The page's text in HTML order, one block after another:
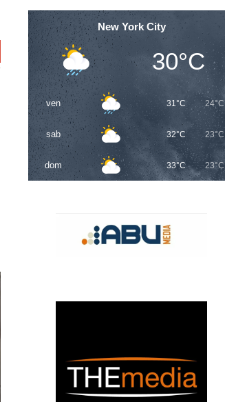
New York City
30°C
ven 31°C 24°C
sab 32°C 23°C
dom 33°C 23°C